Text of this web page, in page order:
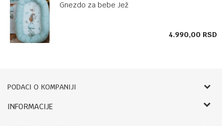
Gnezdo za bebe Jež
4.990,00 RSD
PODACI O KOMPANIJI
Bebbco
INFORMACIJE